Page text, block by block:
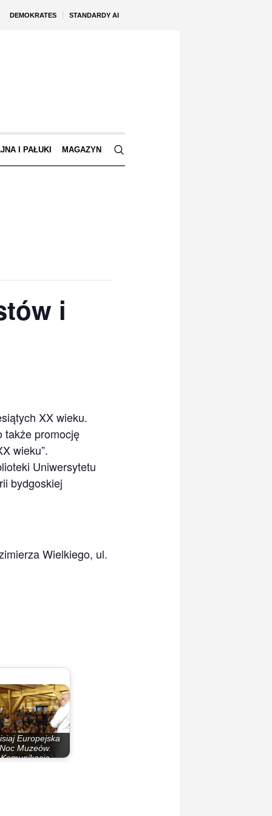
DEMOKRATES STANDARDY AI
I PAŁUKI MAGAZYN
i
XX wieku.
także promocję
wieku”.
Uniwersytetu
bydgoskiej
Wielkiego, ul.
Europejska
Noc Muzeów.
Komunikacja